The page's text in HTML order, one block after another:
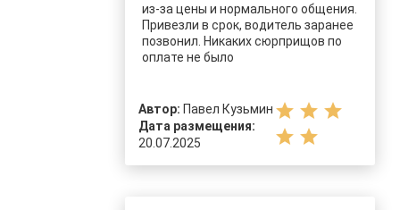
из-за цены и нормального общения.
Привезли в срок, водитель заранее
позвонил. Никаких сюрприщов по
оплате не было
Автор: Павел Кузьмин
Дата размещения:
20.07.2025
star star star
star star